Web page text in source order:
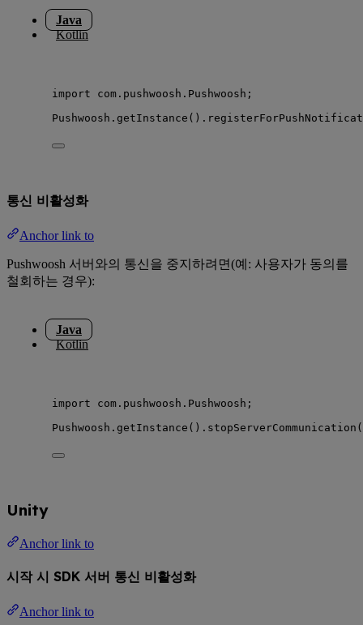
Java
Kotlin
import com.pushwoosh.Pushwoosh ;
Pushwoosh . getInstance () .
통신 비활성화
Anchor link to
Pushwoosh 서버와의 통신을 중지하려면(예: 사용자가 동의를
철회하는 경우):
Java
Kotlin
import com.pushwoosh.Pushwoosh ;
Pushwoosh . getInstance () . stopServerCommunication
Unity
Anchor link to
시작 시 SDK 서버 통신 비활성화
Anchor link to